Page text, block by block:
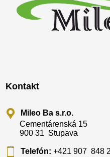
Kontakt
Mileo Ba s.r.o.
Cementárenská 15
900 31 Stupava
Telefón: +421 907 848